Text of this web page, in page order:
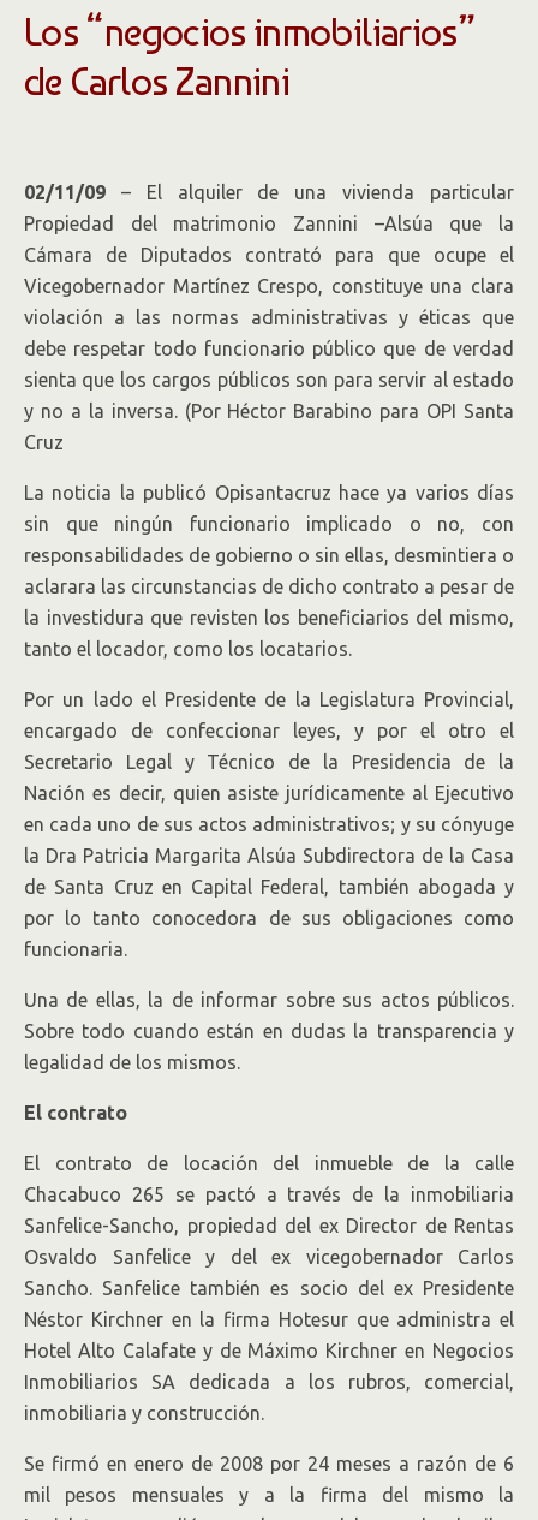
Los “negocios inmobiliarios”
de Carlos Zannini
02/11/09 – El alquiler de una vivienda particular
Propiedad del matrimonio Zannini –Alsúa que la
Cámara de Diputados contrató para que ocupe el
Vicegobernador Martínez Crespo, constituye una clara
violación a las normas administrativas y éticas que
debe respetar todo funcionario público que de verdad
sienta que los cargos públicos son para servir al estado
y no a la inversa. (Por Héctor Barabino para OPI Santa
Cruz
La noticia la publicó Opisantacruz hace ya varios días
sin que ningún funcionario implicado o no, con
responsabilidades de gobierno o sin ellas, desmintiera o
aclarara las circunstancias de dicho contrato a pesar de
la investidura que revisten los beneficiarios del mismo,
tanto el locador, como los locatarios.
Por un lado el Presidente de la Legislatura Provincial,
encargado de confeccionar leyes, y por el otro el
Secretario Legal y Técnico de la Presidencia de la
Nación es decir, quien asiste jurídicamente al Ejecutivo
en cada uno de sus actos administrativos; y su cónyuge
la Dra Patricia Margarita Alsúa Subdirectora de la Casa
de Santa Cruz en Capital Federal, también abogada y
por lo tanto conocedora de sus obligaciones como
funcionaria.
Una de ellas, la de informar sobre sus actos públicos.
Sobre todo cuando están en dudas la transparencia y
legalidad de los mismos.
El contrato
El contrato de locación del inmueble de la calle
Chacabuco 265 se pactó a través de la inmobiliaria
Sanfelice-Sancho, propiedad del ex Director de Rentas
Osvaldo Sanfelice y del ex vicegobernador Carlos
Sancho. Sanfelice también es socio del ex Presidente
Néstor Kirchner en la firma Hotesur que administra el
Hotel Alto Calafate y de Máximo Kirchner en Negocios
Inmobiliarios SA dedicada a los rubros, comercial,
inmobiliaria y construcción.
Se firmó en enero de 2008 por 24 meses a razón de 6
mil pesos mensuales y a la firma del mismo la